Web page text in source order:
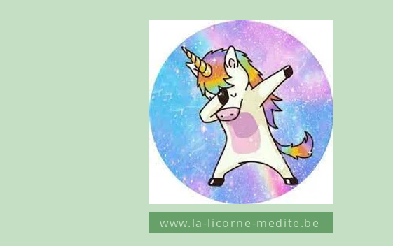
www.la-licorne-medite.be